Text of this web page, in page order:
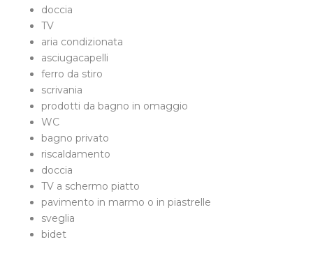
doccia
TV
aria condizionata
asciugacapelli
ferro da stiro
scrivania
prodotti da bagno in omaggio
WC
bagno privato
riscaldamento
doccia
TV a schermo piatto
pavimento in marmo o in piastrelle
sveglia
bidet